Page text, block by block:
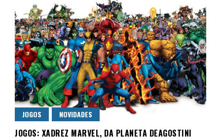
JOGOS NOVIDADES
JOGOS: XADREZ MARVEL‏, DA PLANETA DEAGOSTINI